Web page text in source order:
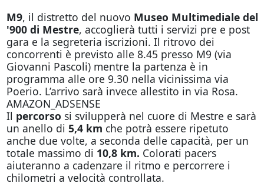
M9, il distretto del nuovo Museo Multimediale del
'900 di Mestre, accoglierà tutti i servizi pre e post
gara e la segreteria iscrizioni. Il ritrovo dei
concorrenti è previsto alle 8.45 presso M9 (via
Giovanni Pascoli) mentre la partenza è in
programma alle ore 9.30 nella vicinissima via
Poerio. L’arrivo sarà invece allestito in via Rosa.
AMAZON_ADSENSE
Il percorso si svilupperà nel cuore di Mestre e sarà
un anello di 5,4 km che potrà essere ripetuto
anche due volte, a seconda delle capacità, per un
totale massimo di 10,8 km. Colorati pacers
aiuteranno a cadenzare il ritmo e percorrere i
chilometri a velocità controllata.